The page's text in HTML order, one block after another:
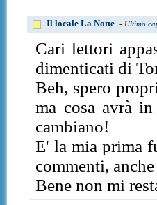
Il locale La Notte - Ultimo
Cari lettori
dimenticati di
Beh, spero
ma cosa avrà
cambiano!
E' la mia prima
commenti,
Bene non mi